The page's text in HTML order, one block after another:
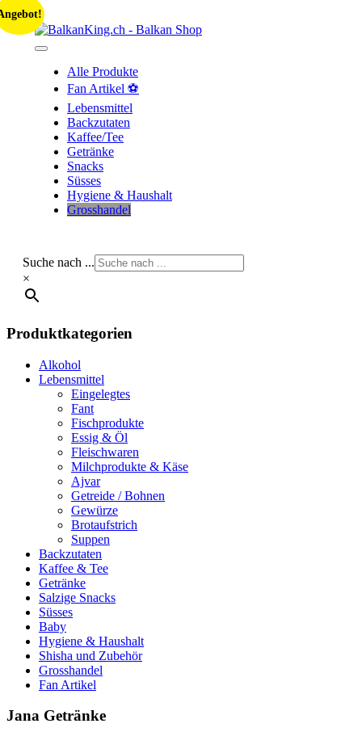
Skip
Alle Produkte
Fan Artikel ⚽
Lebensmittel
Backzutaten
Kaffee/Tee
Getränke
Snacks
Süsses
Hygiene & Haushalt
Grosshandel
Suche nach ...
×
Produktkategorien
Alkohol
Lebensmittel
Eingelegtes
Fant
Fischprodukte
Essig & Öl
Fleischwaren
Milchprodukte & Käse
Ajvar
Getreide / Bohnen
Gewürze
Brotaufstrich
Suppen
Backzutaten
Kaffee & Tee
Getränke
Salzige Snacks
Süsses
Baby
Hygiene & Haushalt
Shisha und Zubehör
Grosshandel
Fan Artikel
Jana Getränke